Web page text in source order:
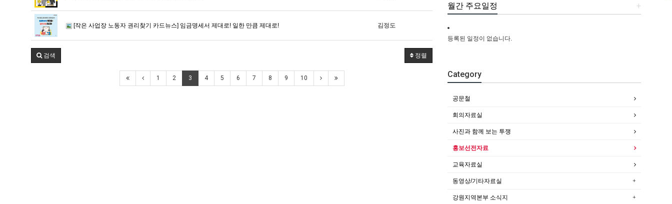
[작은 사업장 노동자 권리찾기 카드뉴스] 임금명세서 제대로! 일한 만큼 제대로! 김정도
정렬
검색
1 2 3 4 5 6 7 8 9 10
+
월간 주요일정
등록된 일정이 없습니다.
Category
공문철
회의자료실
사진과 함께 보는 투쟁
홍보선전자료
교육자료실
동영상/기타자료실
강원지역본부 소식지